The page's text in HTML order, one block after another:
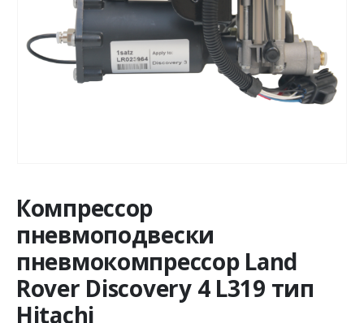
Компрессор
пневмоподвески
пневмокомпрессор Land
Rover Discovery 4 L319 тип
Hitachi